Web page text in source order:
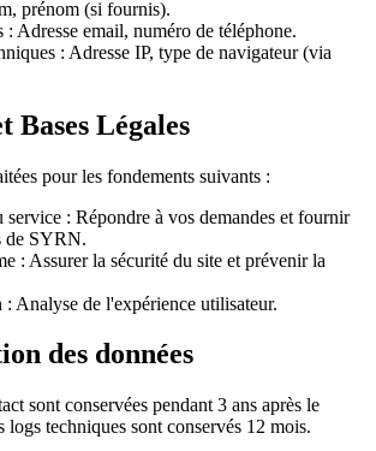
prénom (si fournis).
: Adresse email, numéro de téléphone.
: Adresse IP, type de navigateur (via
Bases Légales
pour les fondements suivants :
service : Répondre à vos demandes et fournir
de SYRN.
: Assurer la sécurité du site et prévenir la
Analyse de l'expérience utilisateur.
des données
sont conservées pendant 3 ans après le
logs techniques sont conservés 12 mois.